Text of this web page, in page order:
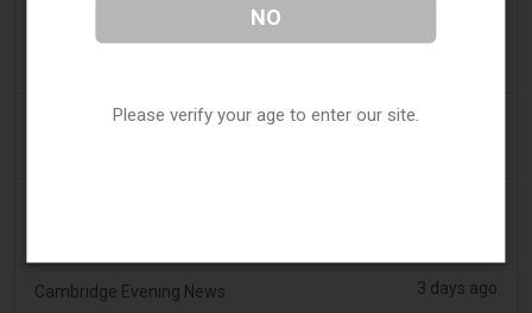
2FIRSTS | FDA 授权了另外四种尼古丁袋，审查试点已
Juno News 3 days ago
Cambridge Evening News 3 days ago
NO
Please verify your age to enter our site.